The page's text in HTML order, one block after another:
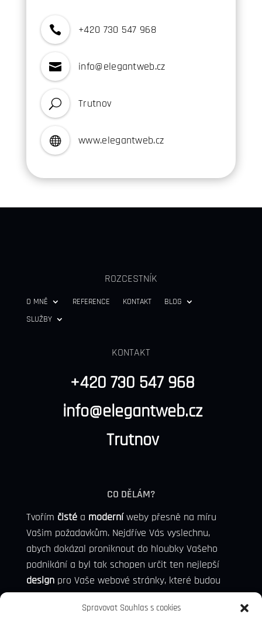
Spravovat Souhlas s cookies
 +420 730 547 968
 info@elegantweb.cz
U Trutnov
 www.elegantweb.cz
ROZCESTNÍK
O MNĚ REFERENCE KONTAKT
BLOG
SLUŽBY
KONTAKT
+420 730 547 968
info@elegantweb.cz
Trutnov
CO DĚLÁM?
Tvořím čistéa moderníweby přesně na míru
Vašim požadavkům. Nejdříve Vás vyslechnu,
abych dokázal proniknout do hloubky Vašeho
podnikání a byl tak schopen určit ten nejlepší
designpro Vaše webové stránky, které budou
konkurence schopni, a dokážou přivézt nové
potenciální zákazníky.